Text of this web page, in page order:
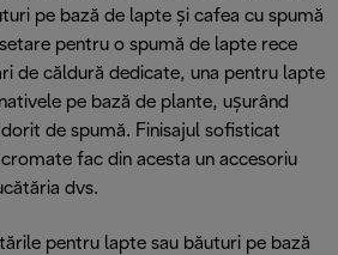
pe bază de lapte și cafea cu spumă
pentru o spumă de lapte rece
de căldură dedicate, una pentru lapte
pe bază de plante, ușurând
de spumă. Finisajul sofisticat
fac din acesta un accesoriu
dvs.
pentru lapte sau băuturi pe bază